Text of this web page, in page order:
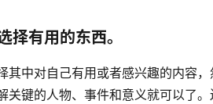
择有用的东西。
其中对自己有用或者感兴趣的内容
键的人物、事件和意义就可以了。